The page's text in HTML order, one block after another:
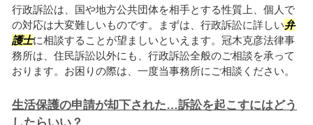
行政訴訟は、国や地方公共団体を相手とする性質上、個人で
の対応は大変難しいものです。まずは、行政訴訟に詳しい弁
護士に相談することが望ましいといえます。冠木克彦法律事
務所は、住民訴訟以外にも、行政訴訟全般のご相談を承って
おります。お困りの際は、一度当事務所にご相談ください。
生活保護の申請が却下された…訴訟を起こすにはどう